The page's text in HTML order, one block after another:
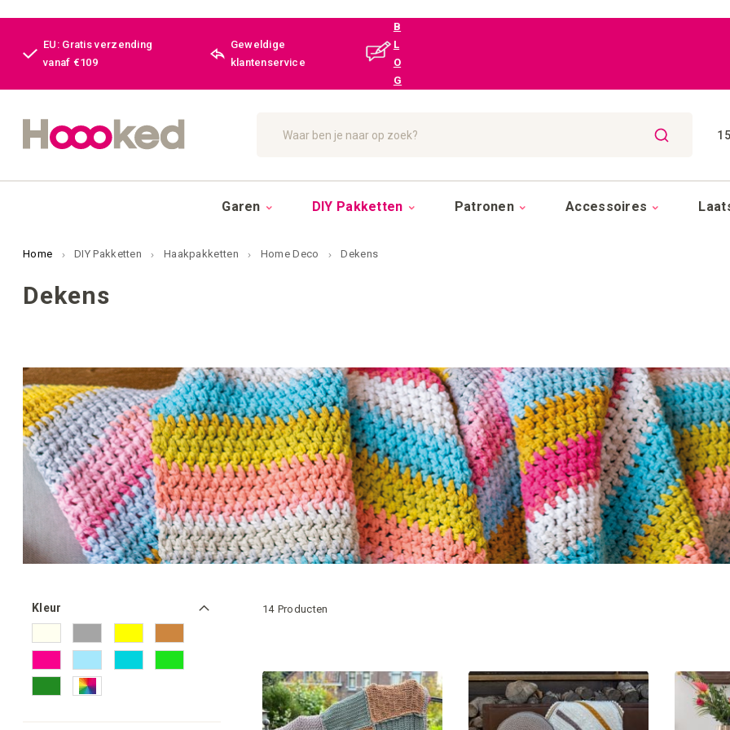
EU: Gratis verzending
vanaf €109
Geweldige
klantenservice
B
L
O
G
Garen DIY Pakketten Patronen Accessoires
Home DIY Pakketten Haakpakketten Home Deco Dekens
Dekens
Kleur 14 Producten